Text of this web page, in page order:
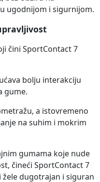
ugodnijom i sigurnijom.
čini SportContact 7
bolju interakciju
gume.
a istovremeno
na suhim i mokrim
gumama koje nude
čineći SportContact 7
dugotrajan i siguran